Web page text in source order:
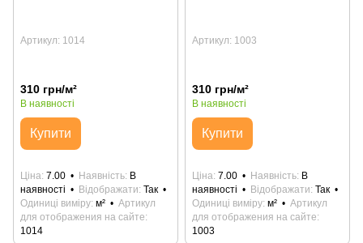
Артикул: 1014
310 грн/м²
В наявності
Купити
Ціна 7.00 Наявність В
наявності
Відображати Так
Одиниці виміру м²
Артикул
для отображения на сайте
1014
Артикул: 1003
310 грн/м²
В наявності
Купити
Ціна 7.00 Наявність В
наявності
Відображати Так
Одиниці виміру м²
Артикул
для отображения на сайте
1003